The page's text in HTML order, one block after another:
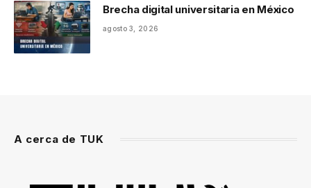
Brecha digital universitaria en México
agosto 3, 2026
A cerca de TUK